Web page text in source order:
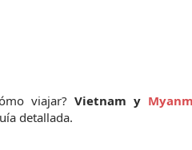
viajar? Vietnam y
detallada.